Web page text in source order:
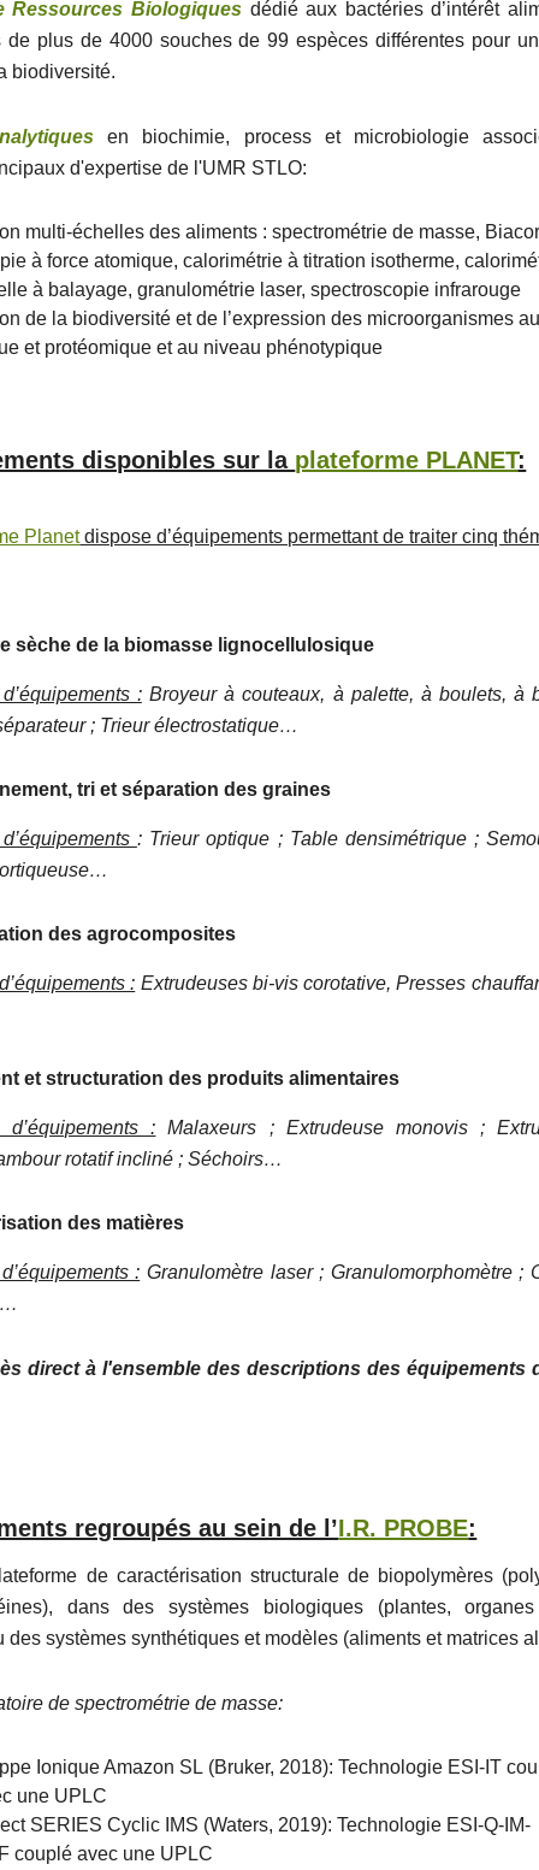
Ressources Biologiquesdédié aux bactéries d’intérêt
de plus de 4000 souches de 99 espèces différentes pour
biodiversité.
en biochimie, process et microbiologie
d'expertise de l'UMR STLO:
multi-échelles des aliments : spectrométrie de masse,
à force atomique, calorimétrie à titration isotherme,
à balayage, granulométrie laser, spectroscopie infrarouge
de la biodiversité et de l’expression des microorganismes
et protéomique et au niveau phénotypique
disponibles sur la plateforme PLANET:
Planetdispose d’équipements permettant de traiter cinq
sèche de la biomasse lignocellulosique
:Broyeur à couteaux, à palette, à boulets, à
; Trieur électrostatique…
tri et séparation des graines
: Trieur optique ; Table densimétrique ;
des agrocomposites
: Extrudeuses bi-vis corotative, Presses
et structuration des produits alimentaires
d’équipements : Malaxeurs ; Extrudeuse monovis ;
rotatif incliné ; Séchoirs…
des matières
: Granulomètre laser ; Granulomorphomètre ;
direct à l'ensemble des descriptions des équipements
regroupés au sein de l’I.R. PROBE:
de caractérisation structurale de biopolymères
dans des systèmes biologiques (plantes,
systèmes synthétiques et modèles (aliments et matrices
de spectrométrie de masse:
Ionique Amazon SL (Bruker, 2018): Technologie ESI-IT
une UPLC
SERIES Cyclic IMS (Waters, 2019): Technologie ESI-Q-IM-
couplé avec une UPLC